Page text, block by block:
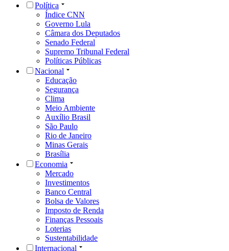
Política
Índice CNN
Governo Lula
Câmara dos Deputados
Senado Federal
Supremo Tribunal Federal
Políticas Públicas
Nacional
Educação
Segurança
Clima
Meio Ambiente
Auxílio Brasil
São Paulo
Rio de Janeiro
Minas Gerais
Brasília
Economia
Mercado
Investimentos
Banco Central
Bolsa de Valores
Imposto de Renda
Finanças Pessoais
Loterias
Sustentabilidade
Internacional